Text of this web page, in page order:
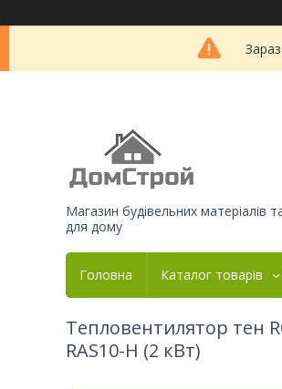
Магазин будівельних матеріалів
для дому
Головна Каталог товарів
Тепловентилятор тен
RAS10-H (2 кВт)